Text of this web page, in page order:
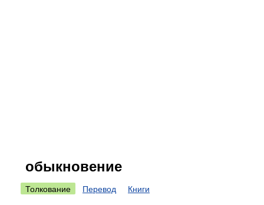
обыкновение
Толкование Перевод Книги